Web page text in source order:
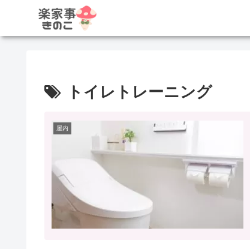
トイレトレーニング
屋内